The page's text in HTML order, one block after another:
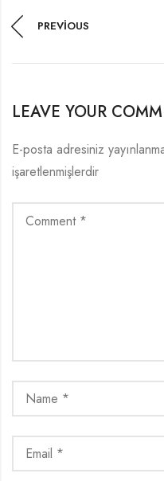
PREVIOUS
LEAVE YOUR
E-posta adresiniz
işaretlenmişlerdir